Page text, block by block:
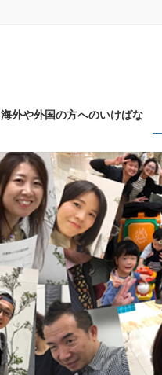
海外や外国の方へのいけばな